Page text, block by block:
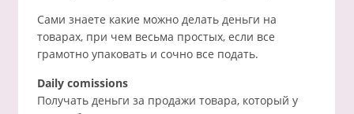
Сами знаете какие можно делать деньги на
товарах, при чем весьма простых, если все
грамотно упаковать и сочно все подать.
Daily comissions
Получать деньги за продажи товара, который у